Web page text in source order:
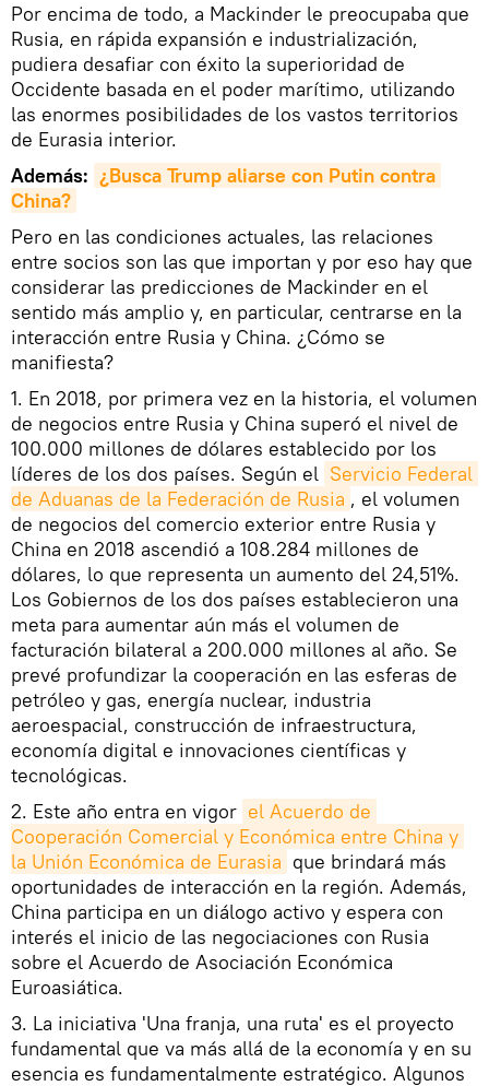
Por encima de todo, a Mackinder le preocupaba que
Rusia, en rápida expansión e industrialización,
pudiera desafiar con éxito la superioridad de
Occidente basada en el poder marítimo, utilizando
las enormes posibilidades de los vastos territorios
de Eurasia interior.
Además: ¿Busca Trump aliarse con Putin contra
China?
Pero en las condiciones actuales, las relaciones
entre socios son las que importan y por eso hay que
considerar las predicciones de Mackinder en el
sentido más amplio y, en particular, centrarse en la
interacción entre Rusia y China. ¿Cómo se
manifiesta?
1. En 2018, por primera vez en la historia, el volumen
de negocios entre Rusia y China superó el nivel de
100.000 millones de dólares establecido por los
líderes de los dos países. Según el Servicio Federal
de Aduanas de la Federación de Rusia , el volumen
de negocios del comercio exterior entre Rusia y
China en 2018 ascendió a 108.284 millones de
dólares, lo que representa un aumento del 24,51%.
Los Gobiernos de los dos países establecieron una
meta para aumentar aún más el volumen de
facturación bilateral a 200.000 millones al año. Se
prevé profundizar la cooperación en las esferas de
petróleo y gas, energía nuclear, industria
aeroespacial, construcción de infraestructura,
economía digital e innovaciones científicas y
tecnológicas.
2. Este año entra en vigor el Acuerdo de
Cooperación Comercial y Económica entre China y
la Unión Económica de Eurasia que brindará más
oportunidades de interacción en la región. Además,
China participa en un diálogo activo y espera con
interés el inicio de las negociaciones con Rusia
sobre el Acuerdo de Asociación Económica
Euroasiática.
3. La iniciativa 'Una franja, una ruta' es el proyecto
fundamental que va más allá de la economía y en su
esencia es fundamentalmente estratégico. Algunos